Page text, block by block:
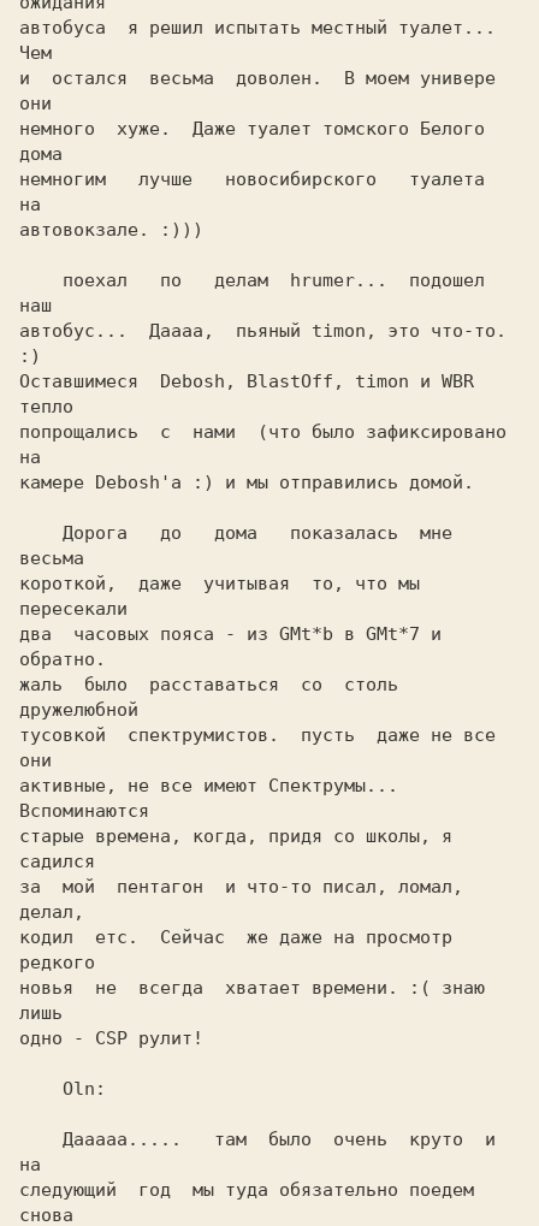
автобуса  я решил испытать местный туалет...
Чем
и  остался  весьма  доволен.  В моем универе
они
немного  хуже.  Даже туалет томского Белого
немногим   лучше   новосибирского   туалета
на
автовокзале. :)))
наш
автобус...  Даааа,  пьяный timon, это что-то.
:)
Оставшимеся  Debosh, BlastOff, timon и WBR
тепло
попрощались  с  нами  (что было зафиксировано
на
камере Debosh'а :) и мы отправились домой.
весьма
короткой,  даже  учитывая  то, что мы
пересекали
два  часовых пояса - из GMt*b в GMt*7 и
обратно.
жаль  было  расставаться  со  столь
дружелюбной
тусовкой  спектрумистов.  пусть  даже не все
они
активные, не все имеют Спектрумы...
Вспоминаются
старые времена, когда, придя со школы, я
садился
за  мой  пентагон  и что-то писал, ломал,
кодил  етс.  Сейчас  же даже на просмотр
редкого
новья  не  всегда  хватает времени. :( знаю
лишь
одно - CSP рулит!
на
следующий  год  мы туда обязательно поедем
снова